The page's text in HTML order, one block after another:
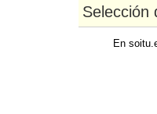
Selección
En